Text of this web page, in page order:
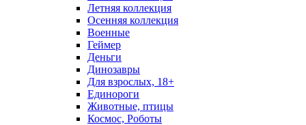
Летняя коллекция
Осенняя коллекция
Военные
Геймер
Деньги
Динозавры
Для взрослых, 18+
Единороги
Животные, птицы
Космос, Роботы